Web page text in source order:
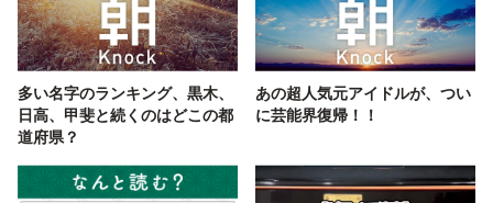
多い名字のランキング、黒木、
日高、甲斐と続くのはどこの都
道府県？
あの超人気元アイドルが、つい
に芸能界復帰！！